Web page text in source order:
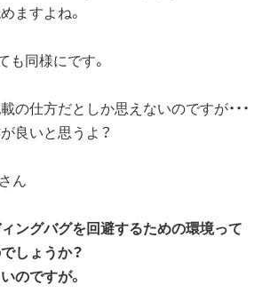
ますよね。
も同様にです。
の仕方だとしか思えないのですが・・・
良いと思うよ？
ん
ングバグを回避するための環境って
しょうか？
のですが。